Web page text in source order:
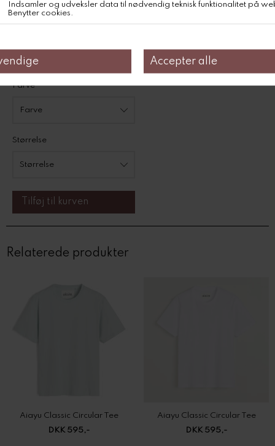
overskudsmateriale nænsomt indsamlet, sorteret, spundet og
vævet til ny genanvendt bomuldsjersey – et cirkulært initiativ, vi er
DKK 995,-
Farve
Størrelse
Relaterede produkter
Aiayu Classic Circular Tee
DKK 595,-
Aiayu Classic Circular Tee
DKK 595,-